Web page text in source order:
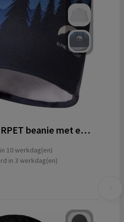
Loki sublimatie RPET beanie met een fleecelaag
10 werkdag(en)
in 3 werkdag(en)